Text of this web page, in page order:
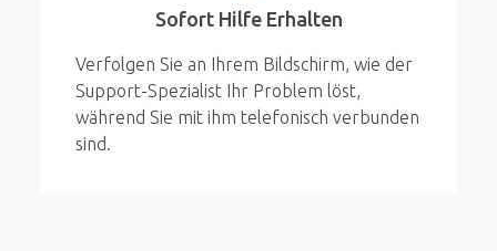
Sofort Hilfe Erhalten
Verfolgen Sie an Ihrem Bildschirm, wie der
Support-Spezialist Ihr Problem löst,
während Sie mit ihm telefonisch verbunden
sind.